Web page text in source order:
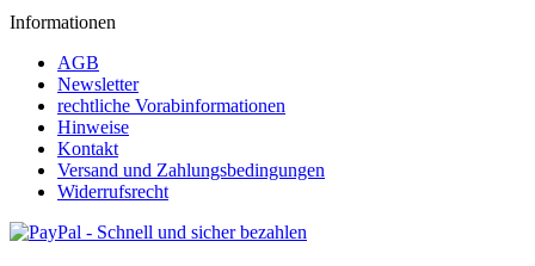
Informationen
AGB
Newsletter
rechtliche Vorabinformationen
Hinweise
Kontakt
Versand und Zahlungsbedingungen
Widerrufsrecht